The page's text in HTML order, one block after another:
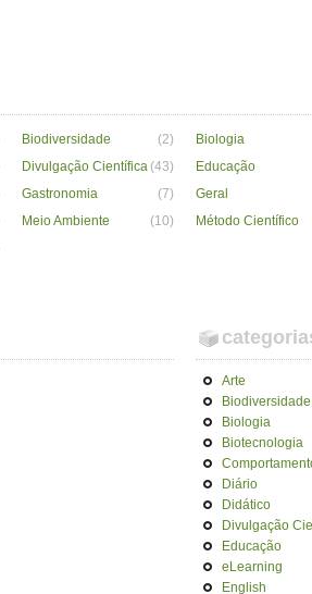
Biodiversidade (2)
Biologia
Divulgação Científica (43)
Educação
Gastronomia (7)
Geral
Meio Ambiente (10)
Método Científico
Arte
Biodiversidade
Biologia
Biotecnologia
Diário
Didático
Divulgação
Educação
eLearning
English